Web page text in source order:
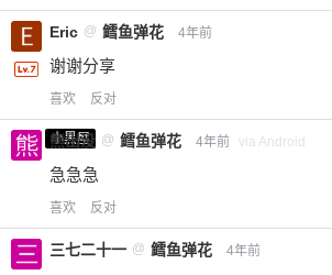
Eric @ 鳕鱼弹花 4年前
谢谢分享
喜欢 反对
小黑屋
熊出没 @ 鳕鱼弹花 4年前 via Android
急急急
喜欢 反对
三七二十一 @ 鳕鱼弹花 4年前